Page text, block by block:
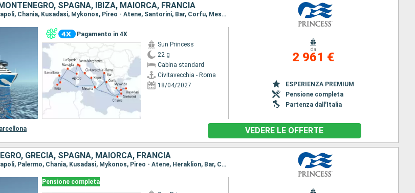
SPAGNA, IBIZA, MAIORCA, FRANCIA
Itinerario : Civitavecchia - Roma, Napoli, Chania, Kusadasi, Mykonos, Pireo - Atene, Santorini, Bar, Corfu, Messina, Barcellona, Ibiza, Palma di Maiorca, Marsiglia, Ajaccio, Santa Margherita, La Spezia, Civitavecchia - Roma
Pagamento in 4X
Sun Princess
22 g
Cabina standard
Civitavecchia - Roma
18/04/2027
da
2 961 €
ESPERIENZA PREMIUM
Pensione completa
Partenza dall'Italia
VEDERE LE OFFERTE
GRECIA, SPAGNA, MAIORCA, FRANCIA
Itinerario : Civitavecchia - Roma, Napoli, Palermo, Chania, Kusadasi, Mykonos, Pireo - Atene, Heraklion, Bar, Corfu, Messina, Barcellona, Palma di Maiorca, Marsiglia, Ajaccio, Genova, La Spezia, Civitavecchia - Roma
Pensione completa